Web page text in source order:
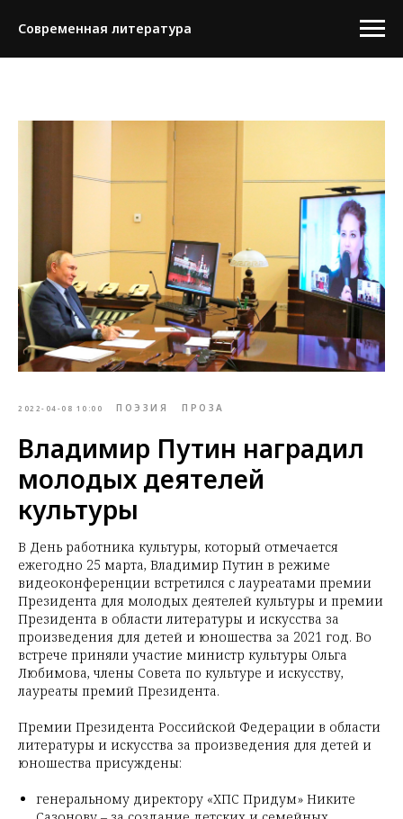
Современная литература
2022-04-08 10:00 ПОЭЗИЯ ПРОЗА
Владимир Путин наградил
молодых деятелей
культуры
В День работника культуры, который отмечается
ежегодно 25 марта, Владимир Путин в режиме
видеоконференции встретился с лауреатами премии
Президента для молодых деятелей культуры и премии
Президента в области литературы и искусства за
произведения для детей и юношества за 2021 год. Во
встрече приняли участие министр культуры Ольга
Любимова, члены Совета по культуре и искусству,
лауреаты премий Президента.
Премии Президента Российской Федерации в области
литературы и искусства за произведения для детей и
юношества присуждены:
генеральному директору «ХПС Придум» Никите